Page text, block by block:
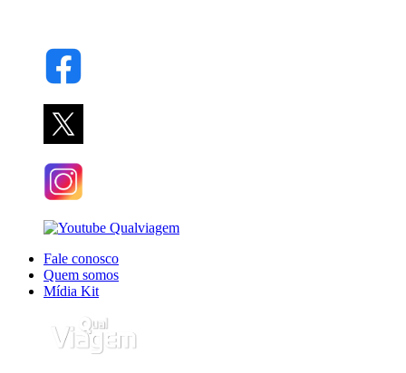
Fale conosco
Quem somos
Mídia Kit